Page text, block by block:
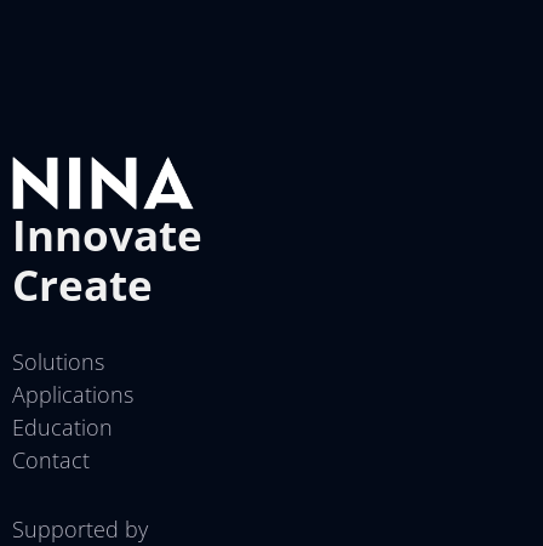
Innovate
Create
Solutions
Applications
Education
Contact
Supported by